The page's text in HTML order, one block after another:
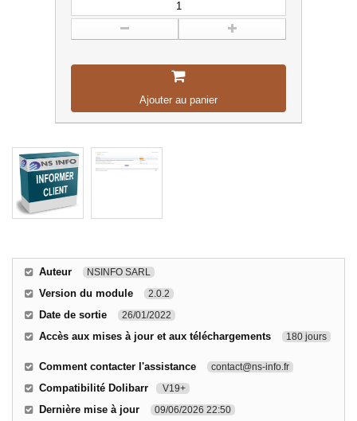
Ajouter au panier
Auteur NSINFO SARL
Version du module 2.0.2
Date de sortie 26/01/2022
Accès aux mises à jour et aux téléchargements 180 jours
Comment contacter l'assistance contact@ns-info.fr
Compatibilité Dolibarr V19+
Dernière mise à jour 09/06/2026 22:50